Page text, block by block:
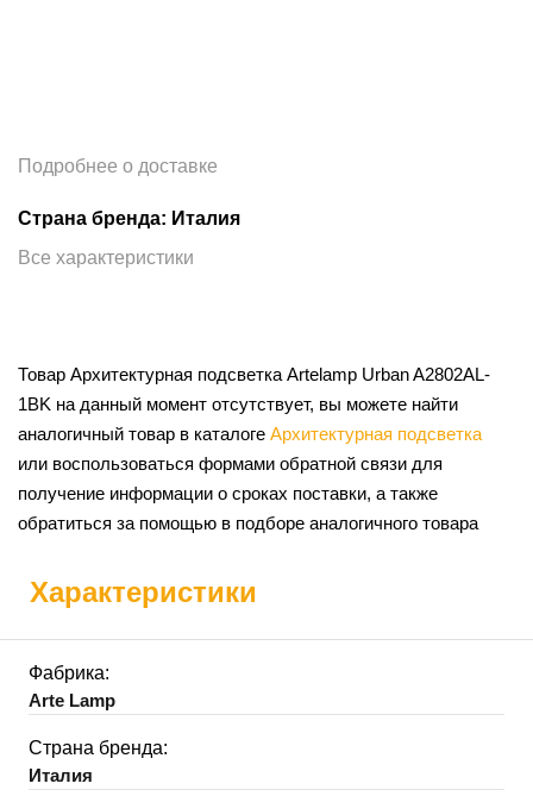
Подробнее о доставке
Страна бренда: Италия
Все характеристики
Товар Архитектурная подсветка Artelamp Urban A2802AL-
1BK на данный момент отсутствует, вы можете найти
аналогичный товар в каталоге Архитектурная подсветка
или воспользоваться формами обратной связи для
получение информации о сроках поставки, а также
обратиться за помощью в подборе аналогичного товара
Характеристики
Фабрика:
Arte Lamp
Страна бренда:
Италия